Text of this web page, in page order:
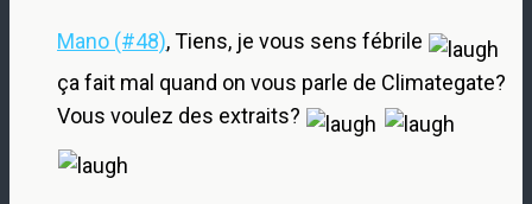
Mano (#48), Tiens, je vous sens fébrile
ça fait mal quand on vous parle de Climategate?
Vous voulez des extraits?